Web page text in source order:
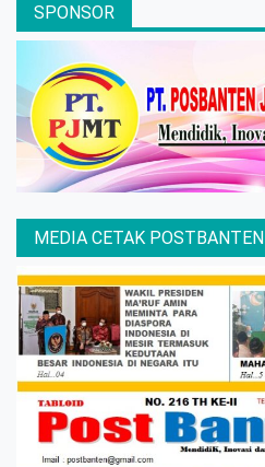
SPONSOR
MEDIA CETAK POSTBANTEN